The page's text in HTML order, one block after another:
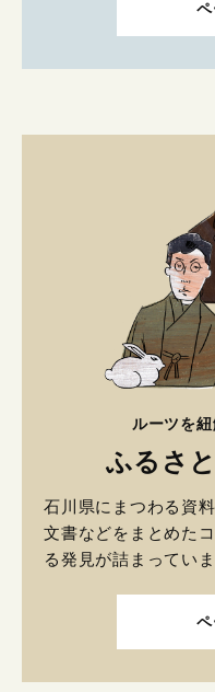
ペ
ルーツを
ふるさ
石川県にまつわる資
文書などをまとめた
る発見が詰まっていま
ペ